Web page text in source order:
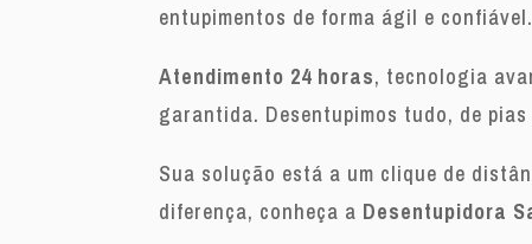
entupimentos de forma ágil e confiável.
Atendimento 24 horas, tecnologia
garantida. Desentupimos tudo, de
Sua solução está a um clique de
diferença, conheça a Desentupidora